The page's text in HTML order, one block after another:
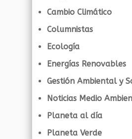
Cambio Climático
Columnistas
Ecología
Energías Renovables
Gestión Ambiental y
Noticias Medio
Planeta al día
Planeta Verde